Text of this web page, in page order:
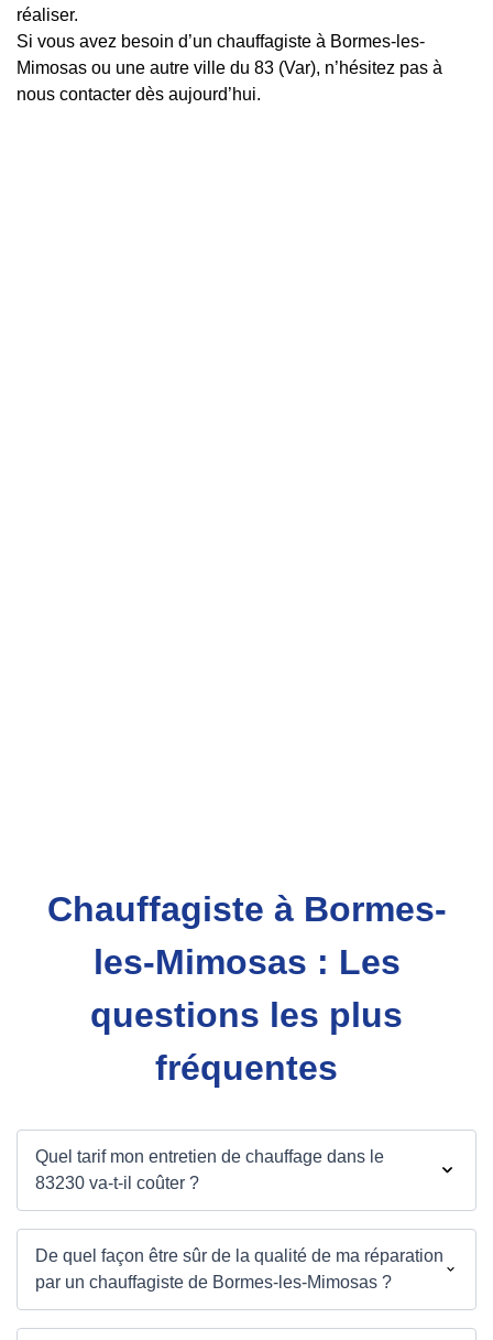
réaliser.
Si vous avez besoin d’un chauffagiste à Bormes-les-
Mimosas ou une autre ville du 83 (Var), n’hésitez pas à
nous contacter dès aujourd’hui.
Chauffagiste à Bormes-
les-Mimosas : Les
questions les plus
fréquentes
Quel tarif mon entretien de chauffage dans le
83230 va-t-il coûter ?
De quel façon être sûr de la qualité de ma réparation
par un chauffagiste de Bormes-les-Mimosas ?